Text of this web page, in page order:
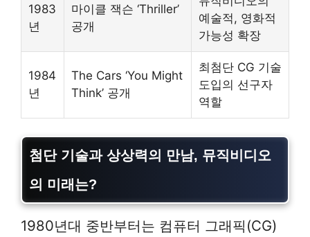
1983
년
마이클 잭슨 ‘Thriller’
공개
예술적, 영화적
가능성 확장
1984
년
The Cars ‘You Might
Think’ 공개
최첨단 CG 기술
도입의 선구자
역할
첨단 기술과 상상력의 만남, 뮤직비디오
의 미래는?
1980년대 중반부터는 컴퓨터 그래픽(CG)